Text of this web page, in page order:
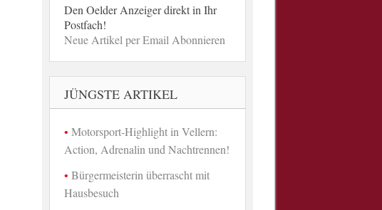
Den Oelder Anzeiger direkt in Ihr
Postfach!
Neue Artikel per Email Abonnieren
JÜNGSTE ARTIKEL
Motorsport-Highlight in Vellern:
Action, Adrenalin und Nachtrennen!
Bürgermeisterin überrascht mit
Hausbesuch